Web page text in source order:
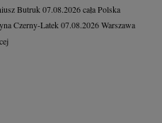
Butruk 07.08.2026cała Polska
Czerny-Latek 07.08.2026Warszawa